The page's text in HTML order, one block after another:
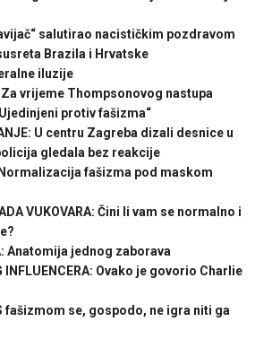
salutirao nacističkim pozdravom
Brazila i Hrvatske
iluzije
Za vrijeme Thompsonovog nastupa
protiv fašizma“
U centru Zagreba dizali desnice u
gledala bez reakcije
Normalizacija fašizma pod maskom
VUKOVARA: Čini li vam se normalno i
Anatomija jednog zaborava
INFLUENCERA: Ovako je govorio Charlie
S fašizmom se, gospodo, ne igra niti ga